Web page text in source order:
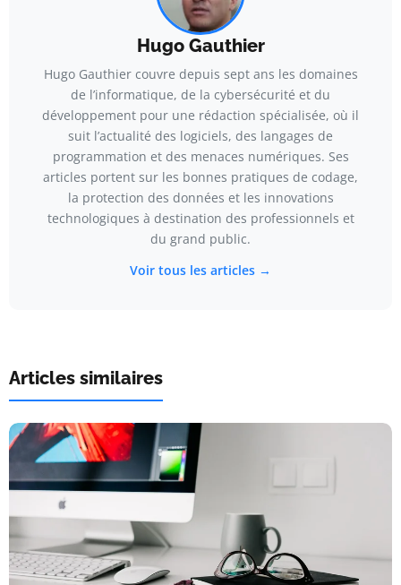
Hugo Gauthier
Hugo Gauthier couvre depuis sept ans les domaines
de l’informatique, de la cybersécurité et du
développement pour une rédaction spécialisée, où il
suit l’actualité des logiciels, des langages de
programmation et des menaces numériques. Ses
articles portent sur les bonnes pratiques de codage,
la protection des données et les innovations
technologiques à destination des professionnels et
du grand public.
Voir tous les articles →
Articles similaires